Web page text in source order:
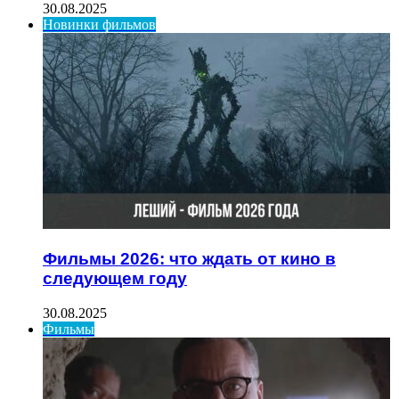
30.08.2025
Новинки фильмов
Фильмы 2026: что ждать от кино в
следующем году
30.08.2025
Фильмы